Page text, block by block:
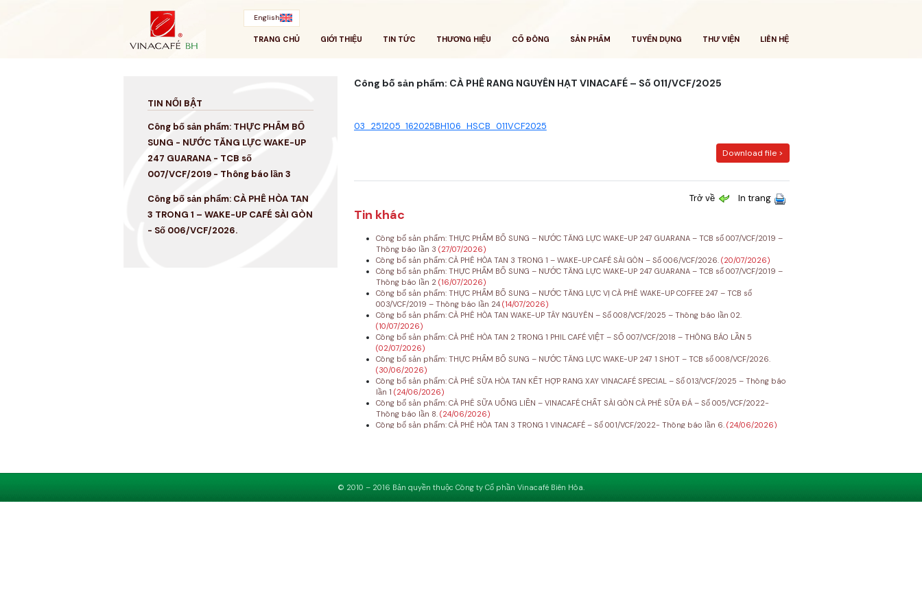
English
TRANG CHỦ GIỚI THIỆU TIN TỨC THƯƠNG HIỆU CỔ ĐÔNG SẢN PHẨM TUYỂN DỤNG THƯ VIỆN LIÊN HỆ
TIN NỔI BẬT
Công bố sản phẩm: THỰC PHẨM BỔ
SUNG - NƯỚC TĂNG LỰC WAKE-UP
247 GUARANA - TCB số
007/VCF/2019 - Thông báo lần 3
Công bố sản phẩm: CÀ PHÊ HÒA TAN
3 TRONG 1 – WAKE-UP CAFÉ SÀI GÒN
- Số 006/VCF/2026.
Công bố sản phẩm: CÀ PHÊ RANG NGUYÊN HẠT VINACAFÉ – Số 011/VCF/2025
03_251205_162025BH106_HSCB_011VCF2025
Download file >
Trở về In trang
Tin khác
Công bố sản phẩm: THỰC PHẨM BỔ SUNG – NƯỚC TĂNG LỰC WAKE-UP 247 GUARANA – TCB số 007/VCF/2019 –
Thông báo lần 3 (27/07/2026)
Công bố sản phẩm: CÀ PHÊ HÒA TAN 3 TRONG 1 – WAKE-UP CAFÉ SÀI GÒN – Số 006/VCF/2026. (20/07/2026)
Công bố sản phẩm: THỰC PHẨM BỔ SUNG – NƯỚC TĂNG LỰC WAKE-UP 247 GUARANA – TCB số 007/VCF/2019 –
Thông báo lần 2 (16/07/2026)
Công bố sản phẩm: THỰC PHẨM BỔ SUNG – NƯỚC TĂNG LỰC VỊ CÀ PHÊ WAKE-UP COFFEE 247 – TCB số
003/VCF/2019 – Thông báo lần 24 (14/07/2026)
Công bố sản phẩm: CÀ PHÊ HÒA TAN WAKE-UP TÂY NGUYÊN – Số 008/VCF/2025 – Thông báo lần 02.
(10/07/2026)
Công bố sản phẩm: CÀ PHÊ HÒA TAN 2 TRONG 1 PHIL CAFÉ VIỆT – SỐ 007/VCF/2018 – THÔNG BÁO LẦN 5
(02/07/2026)
Công bố sản phẩm: THỰC PHẨM BỔ SUNG – NƯỚC TĂNG LỰC WAKE-UP 247 1 SHOT – TCB số 008/VCF/2026.
(30/06/2026)
Công bố sản phẩm: CÀ PHÊ SỮA HÒA TAN KẾT HỢP RANG XAY VINACAFÉ SPECIAL – Số 013/VCF/2025 – Thông báo
lần 1 (24/06/2026)
Công bố sản phẩm: CÀ PHÊ SỮA UỐNG LIỀN – VINACAFÉ CHẤT SÀI GÒN CÀ PHÊ SỮA ĐÁ – Số 005/VCF/2022-
Thông báo lần 8. (24/06/2026)
Công bố sản phẩm: CÀ PHÊ HÒA TAN 3 TRONG 1 VINACAFÉ – Số 001/VCF/2022- Thông báo lần 6. (24/06/2026)
© 2010 – 2016 Bản quyền thuộc Công ty Cổ phần Vinacafé Biên Hòa.